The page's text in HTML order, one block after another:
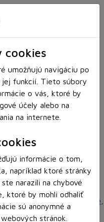
cookies
umožňujú navigáciu po
funkcií. Tieto súbory
o vás, ktoré by
účely alebo na
na internete.
informácie o tom,
napríklad ktoré stránky
narazili na chybové
ktoré by mohli odhaliť
sú anonymné a
stránok.
je hra s
spolupráce
logické…